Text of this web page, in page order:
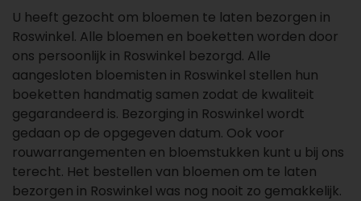
U heeft gezocht om bloemen te laten bezorgen in
Roswinkel. Alle bloemen en boeketten worden door
ons persoonlijk in Roswinkel bezorgd. Alle
aangesloten bloemisten in Roswinkel stellen hun
boeketten handmatig samen zodat de kwaliteit
gegarandeerd is. Bezorging in Roswinkel wordt
gedaan op de opgegeven datum. Ook voor
rouwarrangementen en bloemstukken kunt u bij ons
terecht. Het bestellen van bloemen om te laten
bezorgen in Roswinkel was nog nooit zo gemakkelijk.